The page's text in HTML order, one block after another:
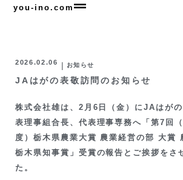
you-ino.com
JAはがの表敬訪問のお知らせ
2026.02.06 | お知らせ
株式会社雄は、2月6日（金）にJAはが
表理事組合長、代表理事専務へ「第7回
度）栃木県農業大賞 農業経営の部 大賞
栃木県知事賞」受賞の報告とご挨拶をさ
た。